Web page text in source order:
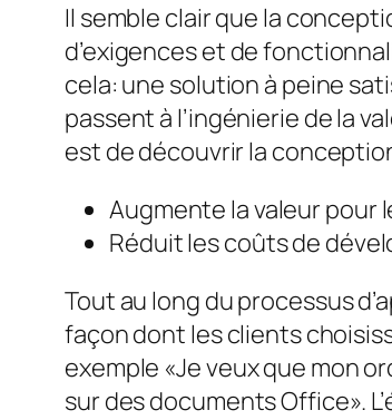
Il semble clair que la
d’exigences et de
cela: une solution à peine
passent à l’ingénierie de la
est de découvrir la
Augmente la valeur pour
Réduit les coûts de
Tout au long du processus
façon dont les clients
exemple «Je veux que mon
sur des documents Office».